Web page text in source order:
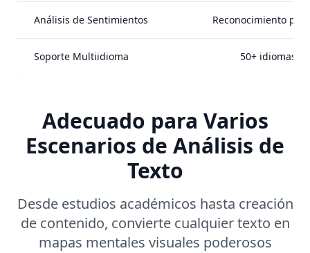
Análisis de Sentimientos Reconocimiento
Soporte Multiidioma 50+ idiomas
Adecuado para Varios
Escenarios de Análisis de
Texto
Desde estudios académicos hasta creación
de contenido, convierte cualquier texto en
mapas mentales visuales poderosos